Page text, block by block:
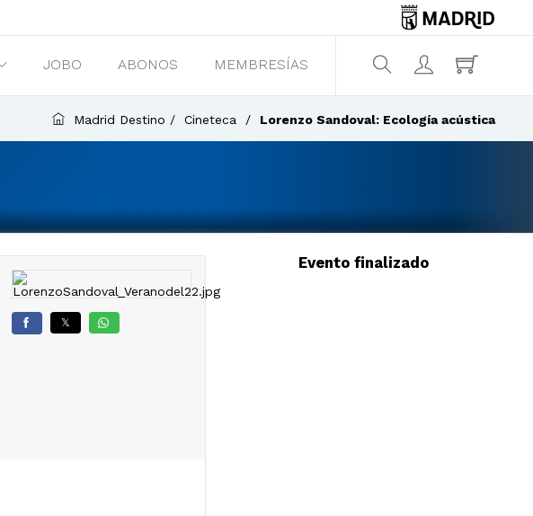
JOBO ABONOS MEMBRESÍAS ¿Qué estás buscando?
Madrid Destino Cineteca Lorenzo Sandoval: Ecología acústica
𝕏
Evento finalizado